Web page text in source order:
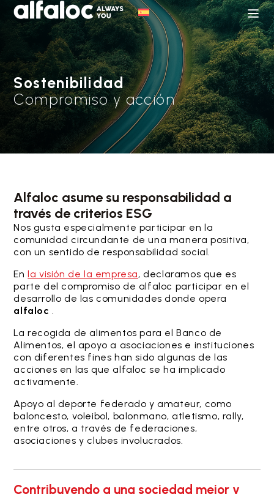
Sostenibilidad
Compromiso y acción
Alfaloc asume su responsabilidad a
través de criterios ESG
Nos gusta especialmente participar en la
comunidad circundante de una manera positiva,
con un sentido de responsabilidad social.
Enla visión de la empresa, declaramos que es
parte del compromiso de alfaloc participar en el
desarrollo de las comunidades donde opera
alfaloc .
La recogida de alimentos para el Banco de
Alimentos, el apoyo a asociaciones e instituciones
con diferentes fines han sido algunas de las
acciones en las que alfaloc se ha implicado
activamente.
Apoyo al deporte federado y amateur, como
baloncesto, voleibol, balonmano, atletismo, rally,
entre otros, a través de federaciones,
asociaciones y clubes involucrados.
Contribuyendo a una sociedad mejor y